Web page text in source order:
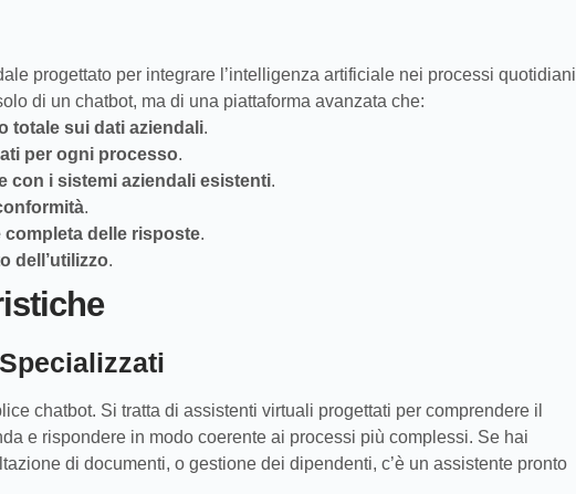
progettato per integrare l’intelligenza artificiale nei processi quotidiani
di un chatbot, ma di una piattaforma avanzata che:
totale sui dati aziendali.
per ogni processo.
con i sistemi aziendali esistenti.
.
delle risposte.
dell’utilizzo.
chatbot. Si tratta di assistenti virtuali progettati per comprendere il
e rispondere in modo coerente ai processi più complessi. Se hai
di documenti, o gestione dei dipendenti, c’è un assistente pronto